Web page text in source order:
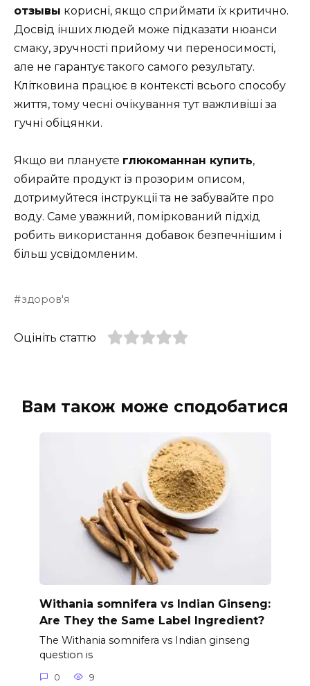
отзывы корисні, якщо сприймати їх критично.
Досвід інших людей може підказати нюанси
смаку, зручності прийому чи переносимості,
але не гарантує такого самого результату.
Клітковина працює в контексті всього способу
життя, тому чесні очікування тут важливіші за
гучні обіцянки.
Якщо ви плануєте глюкоманнан купить,
обирайте продукт із прозорим описом,
дотримуйтеся інструкції та не забувайте про
воду. Саме уважний, поміркований підхід
робить використання добавок безпечнішим і
більш усвідомленим.
здоров'я
Оцініть статтю
Вам також може сподобатися
Withania somnifera vs Indian Ginseng:
Are They the Same Label Ingredient?
The Withania somnifera vs Indian ginseng
question is
0 9